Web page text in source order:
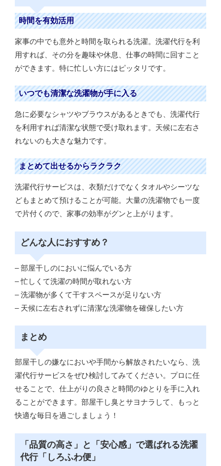
時間を有効活用
家事の中でも意外と時間を取られる洗濯。洗濯代行を利
用すれば、その分を趣味や休息、仕事の時間に回すこと
ができます。特に忙しい方にはピッタリです。
いつでも清潔な洗濯物が手に入る
急に必要なシャツやブラウスがあるときでも、洗濯代行
を利用すれば清潔な状態で受け取れます。天候に左右さ
れないのも大きな魅力です。
まとめて出せるからラクラク
洗濯代行サービスは、衣類だけでなくタオルやシーツな
どもまとめて預けることが可能。大量の洗濯物でも一度
で片付くので、家事の効率がグンと上がります。
どんな人におすすめ？
– 部屋干しのにおいに悩んでいる方
– 忙しくて洗濯の時間が取れない方
– 洗濯物が多くて干すスペースが足りない方
– 天候に左右されずに清潔な洗濯物を確保したい方
まとめ
部屋干しの嫌なにおいや手間から解放されたいなら、洗
濯代行サービスをぜひ検討してみてください。プロに任
せることで、仕上がりの良さと時間のゆとりを手に入れ
ることができます。部屋干し臭とサヨナラして、もっと
快適な毎日を過ごしましょう！
「品質の高さ」と「安心感」で選ばれる洗濯
代行「しろふわ便」